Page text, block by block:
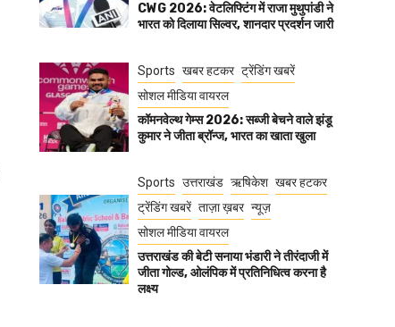
CWG 2026: वेटलिफ्टिंग में राजा मुथुपांडी ने
भारत को दिलाया सिल्वर, शानदार प्रदर्शन जारी
Sports खबर हटकर ट्रेंडिंग खबरें
सोशल मीडिया वायरल
कॉमनवेल्थ गेम्स 2026: सब्जी बेचने वाले झंडू
कुमार ने जीता ब्रॉन्ज, भारत का खाता खुला
Sports उत्तराखंड ऋषिकेश खबर हटकर
ट्रेंडिंग खबरें ताज़ा ख़बर न्यूज़
सोशल मीडिया वायरल
उत्तराखंड की बेटी सनाया भंडारी ने तीरंदाजी में
जीता गोल्ड, ओलंपिक में प्रतिनिधित्व करना है
लक्ष्य